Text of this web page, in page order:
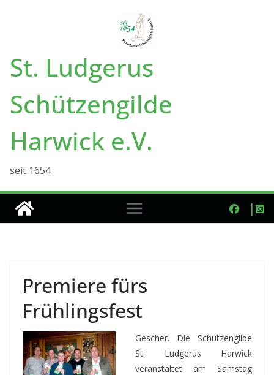
St. Ludgerus
Schützengilde
Harwick e.V.
seit 1654
Premiere fürs
Frühlingsfest
Gescher. Die Schützengilde
St. Ludgerus Harwick
veranstaltet am Samstag